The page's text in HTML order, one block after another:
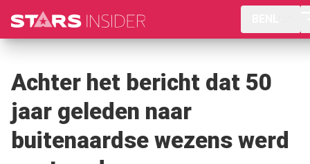
Achter het bericht dat 50
jaar geleden naar
buitenaardse wezens werd